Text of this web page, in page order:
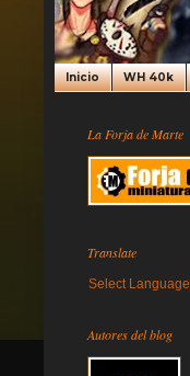
Inicio WH 40k
La Forja de Marte
Translate
Select Language
Autores del blog